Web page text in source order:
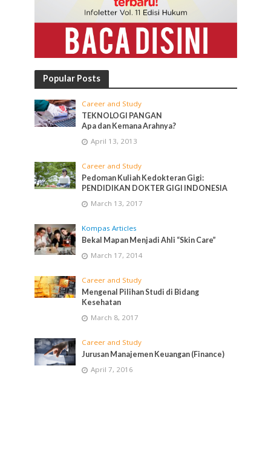
Popular Posts
Career and Study
TEKNOLOGI PANGAN
Apa dan Kemana Arahnya?
April 13, 2013
Career and Study
Pedoman Kuliah Kedokteran Gigi:
PENDIDIKAN DOKTER GIGI INDONESIA
March 13, 2017
Kompas Articles
Bekal Mapan Menjadi Ahli “Skin Care”
March 17, 2014
Career and Study
Mengenal Pilihan Studi di Bidang
Kesehatan
March 8, 2017
Career and Study
Jurusan Manajemen Keuangan (Finance)
April 7, 2016